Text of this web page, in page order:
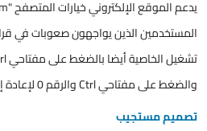
المستخدمين الذين يواجهون صعوبات في
والضغط على مفتاحي Ctrl والرقم 0 لإعادة إعدادات حجم الشاشة الافتراضي.
تصميم مستجيب